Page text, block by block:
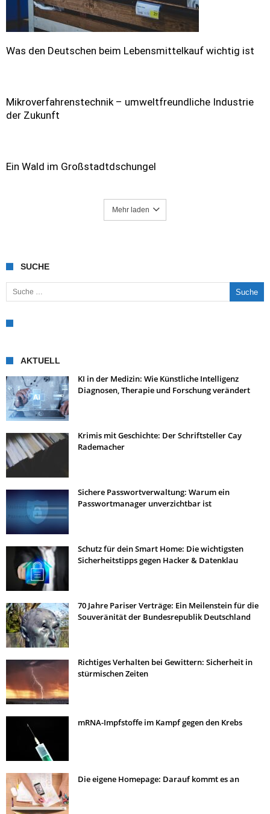
Was den Deutschen beim Lebensmittelkauf wichtig ist
Mikroverfahrenstechnik – umweltfreundliche Industrie
der Zukunft
Ein Wald im Großstadtdschungel
Mehr laden
SUCHE
Suche nach:
AKTUELL
KI in der Medizin: Wie Künstliche Intelligenz
Diagnosen, Therapie und Forschung verändert
Krimis mit Geschichte: Der Schriftsteller Cay
Rademacher
Sichere Passwortverwaltung: Warum ein
Passwortmanager unverzichtbar ist
Schutz für dein Smart Home: Die wichtigsten
Sicherheitstipps gegen Hacker & Datenklau
70 Jahre Pariser Verträge: Ein Meilenstein für die
Souveränität der Bundesrepublik Deutschland
Richtiges Verhalten bei Gewittern: Sicherheit in
stürmischen Zeiten
mRNA-Impfstoffe im Kampf gegen den Krebs
Die eigene Homepage: Darauf kommt es an